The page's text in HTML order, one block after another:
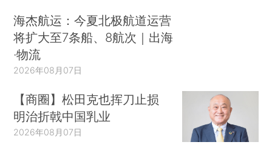
海杰航运：今夏北极航道运营
将扩大至7条船、8航次｜出海
·物流
2026年08月07日
【商圈】松田克也挥刀止损
明治折戟中国乳业
2026年08月07日